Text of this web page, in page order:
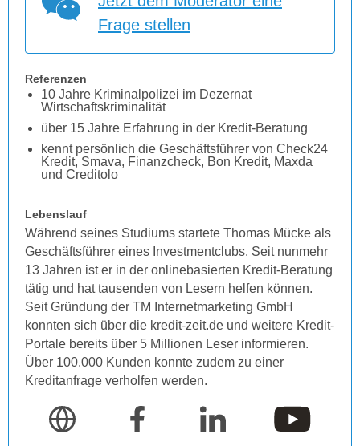
Frage stellen
Referenzen
10 Jahre Kriminalpolizei im Dezernat
Wirtschaftskriminalität
über 15 Jahre Erfahrung in der Kredit-Beratung
kennt persönlich die Geschäftsführer von Check24
Kredit, Smava, Finanzcheck, Bon Kredit, Maxda
und Creditolo
Lebenslauf
Während seines Studiums startete Thomas Mücke als
Geschäftsführer eines Investmentclubs. Seit nunmehr
13 Jahren ist er in der onlinebasierten Kredit-Beratung
tätig und hat tausenden von Lesern helfen können.
Seit Gründung der TM Internetmarketing GmbH
konnten sich über die kredit-zeit.de und weitere Kredit-
Portale bereits über 5 Millionen Leser informieren.
Über 100.000 Kunden konnte zudem zu einer
Kreditanfrage verholfen werden.